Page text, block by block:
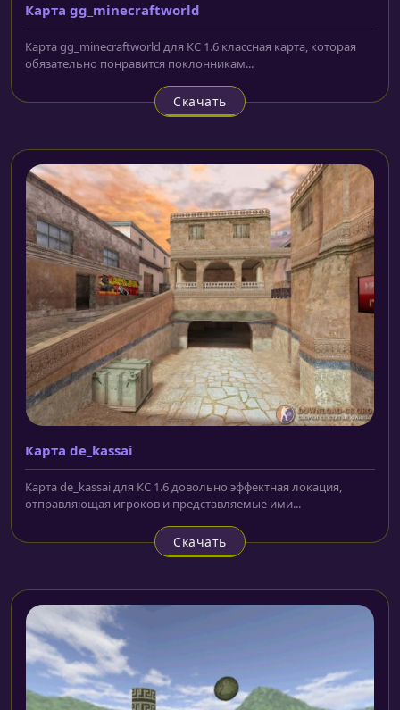
Карта gg_minecraftworld
Карта gg_minecraftworld для КС 1.6 классная карта, которая
обязательно понравится поклонникам...
Скачать
Карта de_kassai
Карта de_kassai для КС 1.6 довольно эффектная локация,
отправляющая игроков и представляемые ими...
Скачать